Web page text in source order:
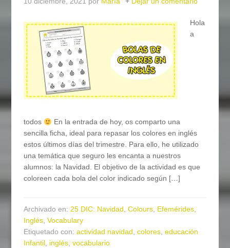
Hola
a
todos
En la entrada de hoy, os comparto una
sencilla ficha, ideal para repasar los colores en inglés
estos últimos días del trimestre. Para ello, he utilizado
una temática que seguro les encanta a nuestros
alumnos: la Navidad. El objetivo de la actividad es que
coloreen cada bola del color indicado según […]
Archivado en:25 DIC: Navidad,Colours, Efemérides,
Inglés,Vocabulary
Etiquetado con:actividad navidad,colores,educación
Infantil, inglés,vocabulario